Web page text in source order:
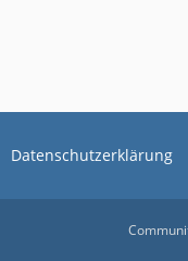
Datenschutzerklärung